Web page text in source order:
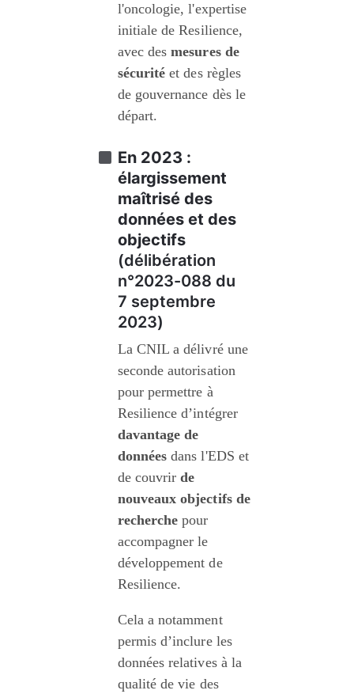
l'oncologie, l'expertise
initiale de Resilience,
avec des mesures de
sécurité et des règles
de gouvernance dès le
départ.
En 2023 :
élargissement
maîtrisé des
données et des
objectifs
(délibération
n°2023-088 du
7 septembre
2023)
La CNIL a délivré une
seconde autorisation
pour permettre à
Resilience d’intégrer
davantage de
données dans l'EDS et
de couvrir de
nouveaux objectifs de
recherche pour
accompagner le
développement de
Resilience.
Cela a notamment
permis d’inclure les
données relatives à la
qualité de vie des